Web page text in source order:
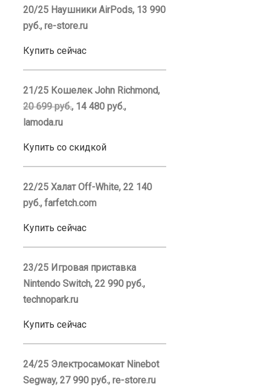
20/25 Наушники AirPods, 13 990
руб., re-store.ru
Купить сейчас
21/25 Кошелек John Richmond,
20 699 руб., 14 480 руб.,
lamoda.ru
Купить со скидкой
22/25 Халат Off-White, 22 140
руб., farfetch.com
Купить сейчас
23/25 Игровая приставка
Nintendo Switch, 22 990 руб.,
technopark.ru
Купить сейчас
24/25 Электросамокат Ninebot
Segway, 27 990 руб., re-store.ru